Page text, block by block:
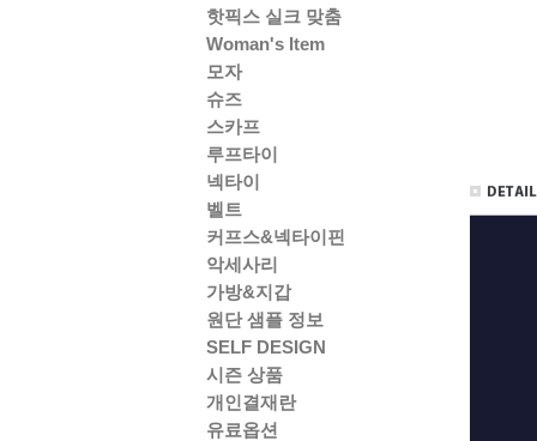
핫픽스 실크 맞춤
Woman's Item
모자
슈즈
스카프
루프타이
넥타이
벨트
커프스&넥타이핀
악세사리
가방&지갑
원단 샘플 정보
SELF DESIGN
시즌 상품
개인결재란
유료옵션